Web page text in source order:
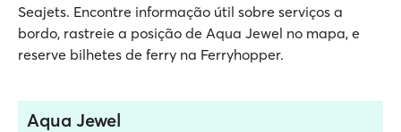
Seajets. Encontre informação útil sobre serviços a
bordo, rastreie a posição de Aqua Jewel no mapa, e
reserve bilhetes de ferry na Ferryhopper.
Aqua Jewel